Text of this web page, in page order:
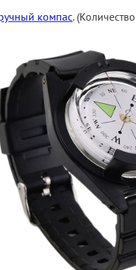
компас.